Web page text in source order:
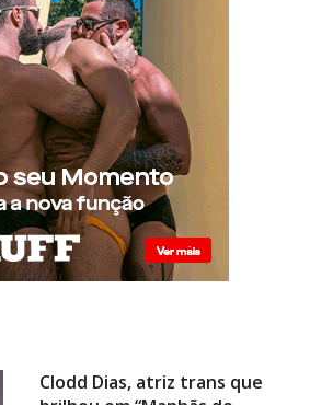
Clodd Dias, atriz trans que